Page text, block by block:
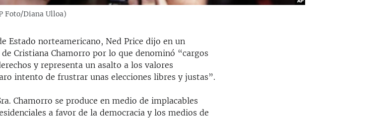
Foto/Diana Ulloa)
Estado norteamericano, Ned Price dijo en un
Cristiana Chamorro por lo que denominó “cargos
y representa un asalto a los valores
intento de frustrar unas elecciones libres y justas”.
Chamorro se produce en medio de implacables
a favor de la democracia y los medios de